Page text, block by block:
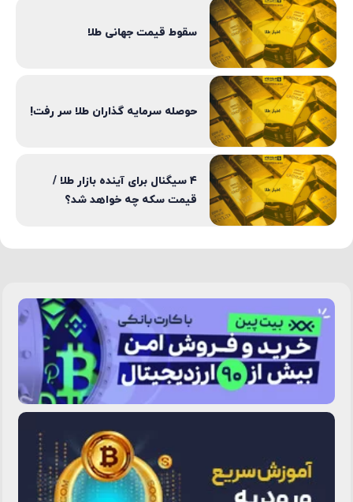
سقوط قیمت جهانی طلا
حوصله سرمایه گذاران طلا سر رفت!
۴ سیگنال برای آینده بازار طلا /
قیمت سکه چه خواهد شد؟